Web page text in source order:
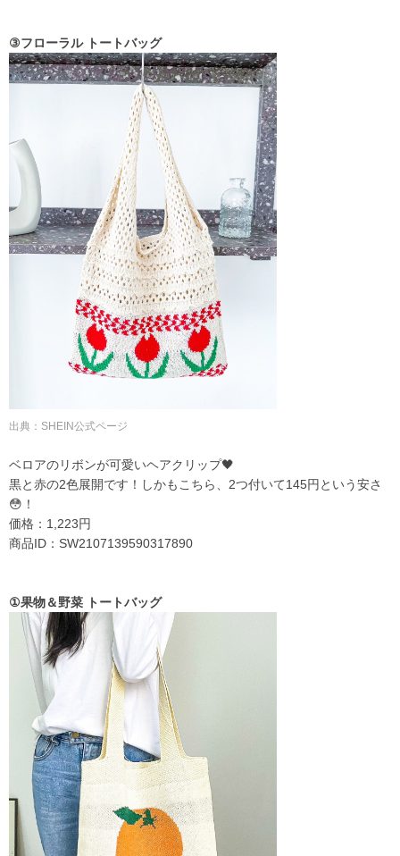
③フローラル トートバッグ
出典： SHEIN公式ページ
ベロアのリボンが可愛いヘアクリップ🖤
黒と赤の2色展開です！しかもこちら、2つ付いて145円という安さ
😳！
価格：1,223円
商品ID：SW2107139590317890
①果物＆野菜 トートバッグ